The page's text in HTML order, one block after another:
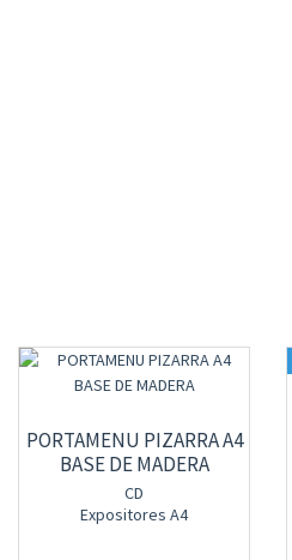
PORTAMENU PIZARRA A4
BASE DE MADERA
CD
Expositores A4